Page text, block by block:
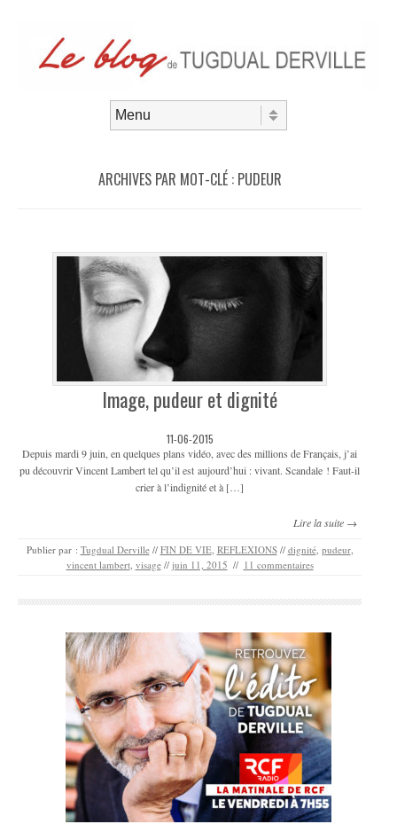
ARCHIVES PAR MOT-CLÉ : PUDEUR
Image, pudeur et dignité
11-06-2015
Depuis mardi 9 juin, en quelques plans vidéo, avec des millions de Français, j’ai
pu découvrir Vincent Lambert tel qu’il est aujourd’hui : vivant. Scandale ! Faut-il
crier à l’indignité et à […]
Lire la suite →
Publier par : Tugdual Derville // FIN DE VIE, REFLEXIONS // dignité, pudeur,
vincent lambert, visage // juin 11, 2015 // 11 commentaires